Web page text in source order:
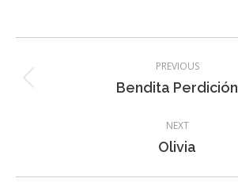
navigation
PREVIOUS
Previous
Bendita Perdición
NEXT
Next
Olivia